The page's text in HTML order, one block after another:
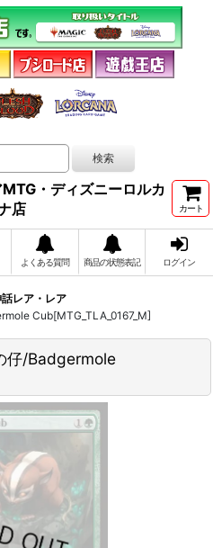
・ディズニーロルカ
店
カート
よくある質問 商品の状態表記 ログイン
レア・レア
Cub[MTG_TLA_0167_M]
仔/Badgermole